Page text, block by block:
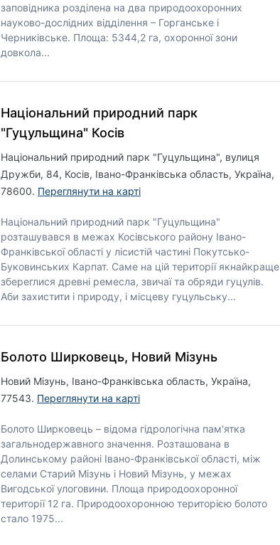
заповідника розділена на два природоохоронних
науково-дослідних відділення – Горганське і
Черниківське. Площа: 5344,2 га, охоронної зони
довкола...
Національний природний парк
"Гуцульщина" Косів
Національний природний парк "Гуцульщина", вулиця
Дружби, 84, Косів, Івано-Франківська область, Україна,
78600. Переглянути на карті
Національний природний парк "Гуцульщина"
розташувався в межах Косівського району Івано-
Франківської області у лісистій частині Покутсько-
Буковинських Карпат. Саме на цій території якнайкраще
збереглися древні ремесла, звичаї та обряди гуцулів.
Аби захистити і природу, і місцеву гуцульську...
Болото Ширковець, Новий Мізунь
Новий Мізунь, Івано-Франківська область, Україна,
77543. Переглянути на карті
Болото Ширковець – відома гідрологічна пам'ятка
загальнодержавного значення. Розташована в
Долинському районі Івано-Франківської області, між
селами Старий Мізунь і Новий Мізунь, у межах
Вигодської улоговини. Площа природоохоронної
території 12 га. Природоохоронною територією болото
стало 1975...